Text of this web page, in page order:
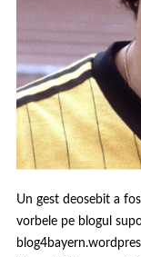
Un gest deosebit a
vorbele pe blogul